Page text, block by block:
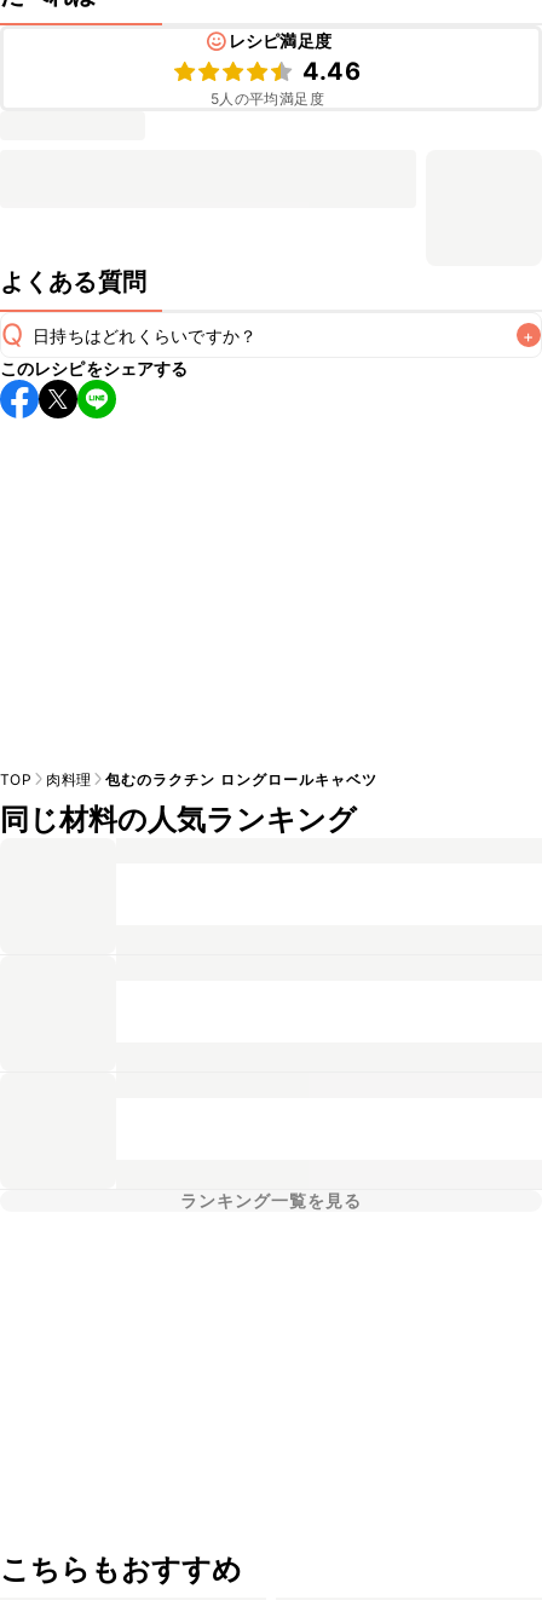
レシピ満足度
4.46
5人の平均満足度
よくある質問
Q 日持ちはどれくらいですか？ +
保存期間は冷蔵で翌日中が目安です。なるべくお早めにお召
し上がりください。
このレシピをシェアする
TOP 肉料理 包むのラクチン ロングロールキャベツ
同じ材料の人気ランキング
ランキング一覧を見る
こちらもおすすめ